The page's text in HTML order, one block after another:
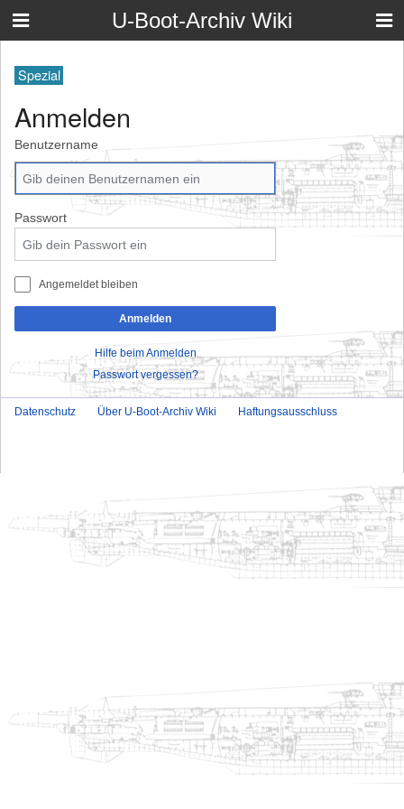
U-Boot-Archiv Wiki
Spezial
Anmelden
Benutzername
Passwort
Angemeldet bleiben
Anmelden
Hilfe beim Anmelden
Passwort vergessen?
Datenschutz Über U-Boot-Archiv Wiki Haftungsausschluss